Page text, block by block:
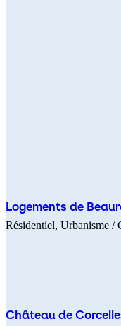
Logements de
Résidentiel Urbanisme /
Château de